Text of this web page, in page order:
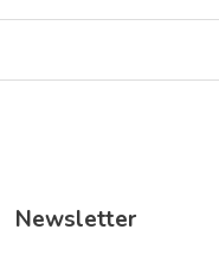
Newsletter